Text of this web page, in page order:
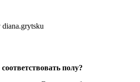
diana.grytsku
полу?